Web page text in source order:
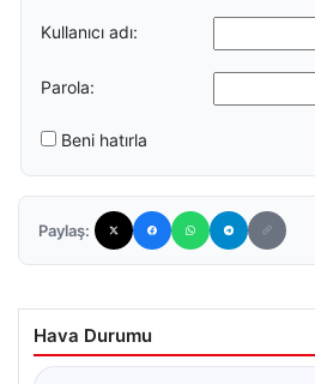
Kullanıcı adı:
Parola:
Beni hatırla
Paylaş:
Hava Durumu